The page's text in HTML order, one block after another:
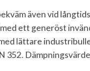
även vid
ett generöst
lättare